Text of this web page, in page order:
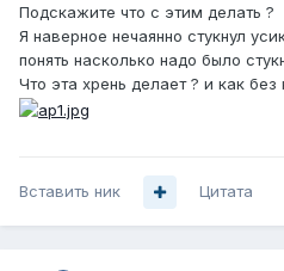
Подскажите что с этим делать ?
Я наверное нечаянно стукнул
понять насколько надо было
Что эта хрень делает ? и как
Вставить ник Цитата